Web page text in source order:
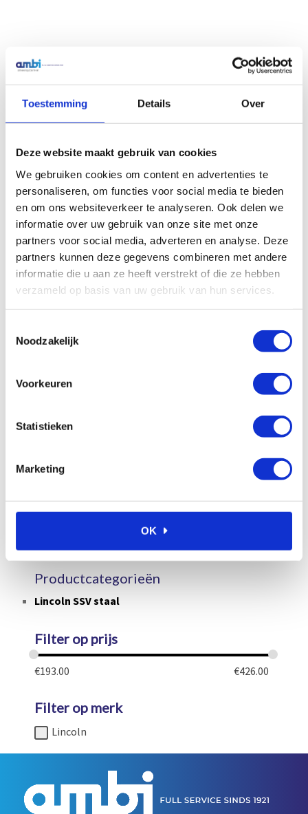
Toestemming Details Over
Deze website maakt gebruik van cookies
We gebruiken cookies om content en advertenties te
personaliseren, om functies voor social media te bieden
en om ons websiteverkeer te analyseren. Ook delen we
informatie over uw gebruik van onze site met onze
partners voor social media, adverteren en analyse. Deze
partners kunnen deze gegevens combineren met andere
informatie die u aan ze heeft verstrekt of die ze hebben
verzameld op basis van uw gebruik van hun services.
Noodzakelijk
Voorkeuren
Statistieken
Marketing
OK
Lincoln SSV verdeler 22
uitgangen staal
In winkelwagen
uitgangen staal
193,57
In winkelwagen
€222,61 Excl. btw
In winkelwagen
Productcategorieën
Lincoln SSV staal
Filter op prijs
€193.00 €426.00
Filter op merk
Lincoln